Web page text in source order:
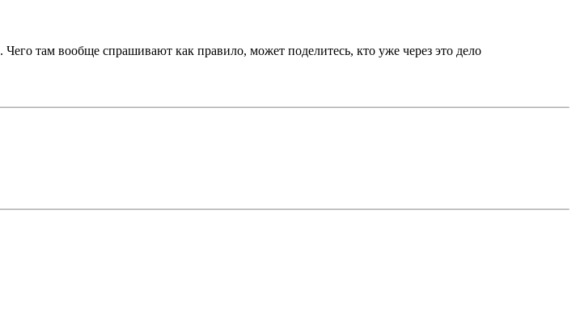
там вообще спрашивают как правило, может поделитесь, кто уже через это дело